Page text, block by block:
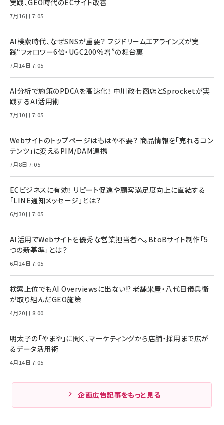
実践、GEO時代のECサイト改善
7月16日 7:05
AI検索時代、なぜSNSが重要？ フジドリームエアラインズが実
践“フォロワー6倍・UGC200％増”の舞台裏
7月14日 7:05
AI分析で施策のPDCAを高速化！ 中川政七商店とSprocketが実
践するAI活用術
7月10日 7:05
Webサイトのトップページはもはや不要？ 商品情報を「売れるコン
テンツ」に変えるPIM/DAM連携
7月8日 7:05
ECビジネスに有効！ リピート促進や顧客満足度向上に直結する
「LINE通知メッセージ」とは？
6月30日 7:05
AI活用でWebサイトを優秀な営業担当者へ。BtoBサイト制作「5
つの新基準」とは？
6月24日 7:05
検索上位でもAI Overviewsに出ない!? 老舗米屋・八代目儀兵衛
が取り組んだGEO施策
4月20日 8:00
明太子の「やまや」に聞く、マーケティングから店舗・採用まで広が
るデータ活用術
4月14日 7:05
企画広告記事をもっと見る